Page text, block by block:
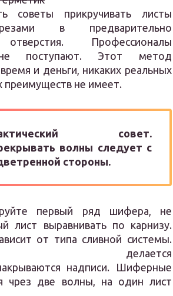
советы прикручивать листы
в предварительно
Профессионалы
поступают. Этот метод
и деньги, никаких реальных
преимуществ не имеет.
совет.
волны следует с
стороны.
первый ряд шифера, не
лист выравнивать по карнизу.
от типа сливной системы.
делается
надписи. Шиферные
чрез две волны, на один лист